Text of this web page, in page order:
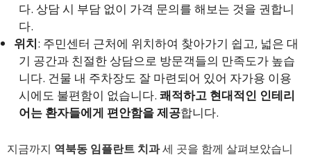
다. 상담 시 부담 없이 가격 문의를 해보는 것을 권합니
다.
위치: 주민센터 근처에 위치하여 찾아가기 쉽고, 넓은 대
기 공간과 친절한 상담으로 방문객들의 만족도가 높습
니다. 건물 내 주차장도 잘 마련되어 있어 자가용 이용
시에도 불편함이 없습니다. 쾌적하고 현대적인 인테리
어는 환자들에게 편안함을 제공합니다.
지금까지 역북동 임플란트 치과세 곳을 함께 살펴보았습니